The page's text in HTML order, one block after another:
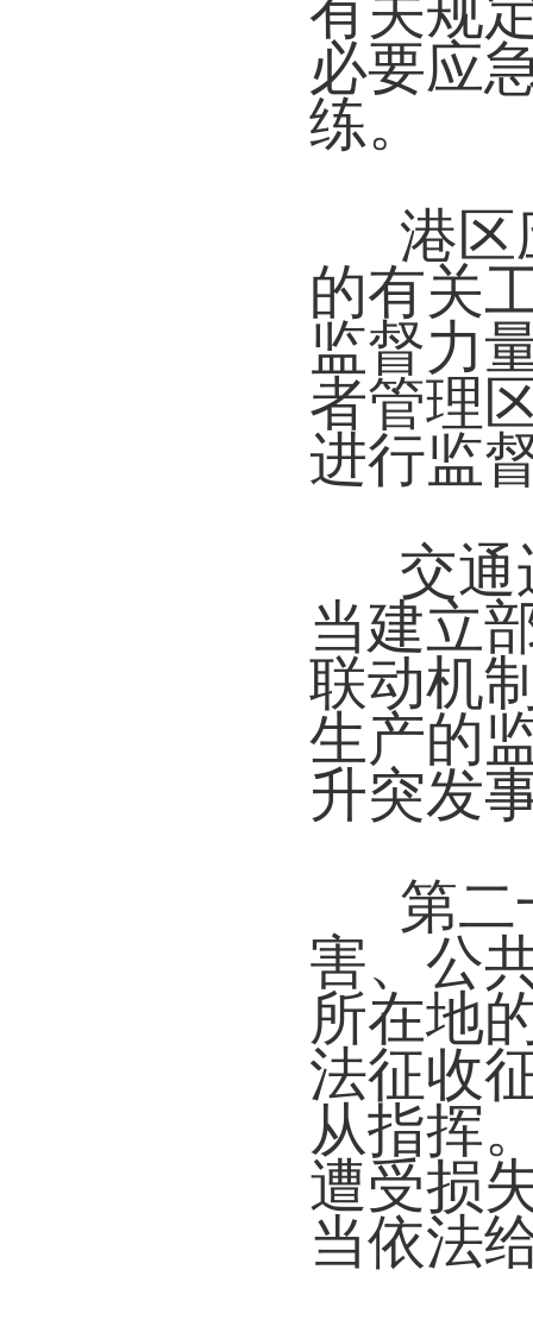
必要应
练。
港区
的有关
监督力
者管理
进行监
交通
当建立
联动机
生产的
升突发
第
害、公
所在地
法征收
从指挥
遭受损
当依法